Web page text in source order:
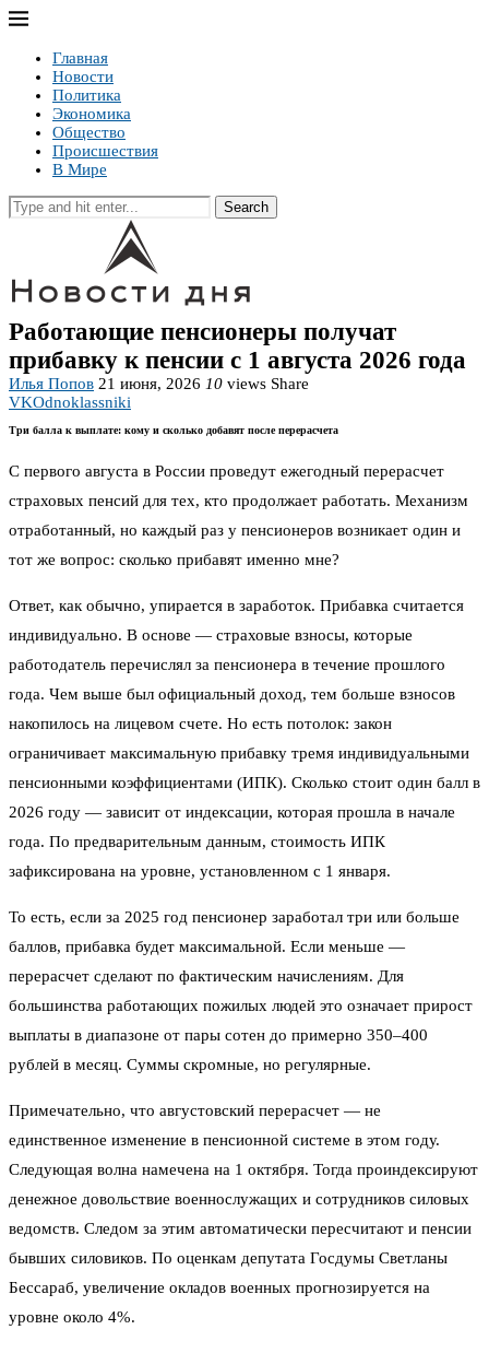
Главная
Новости
Политика
Экономика
Общество
Происшествия
В Мире
Search
Работающие пенсионеры получат
прибавку к пенсии с 1 августа 2026 года
Илья Попов 21 июня, 2026 10 views Share
VKOdnoklassniki
Три балла к выплате: кому и сколько добавят после перерасчета
С первого августа в России проведут ежегодный перерасчет
страховых пенсий для тех, кто продолжает работать. Механизм
отработанный, но каждый раз у пенсионеров возникает один и
тот же вопрос: сколько прибавят именно мне?
Ответ, как обычно, упирается в заработок. Прибавка считается
индивидуально. В основе — страховые взносы, которые
работодатель перечислял за пенсионера в течение прошлого
года. Чем выше был официальный доход, тем больше взносов
накопилось на лицевом счете. Но есть потолок: закон
ограничивает максимальную прибавку тремя индивидуальными
пенсионными коэффициентами (ИПК). Сколько стоит один балл в
2026 году — зависит от индексации, которая прошла в начале
года. По предварительным данным, стоимость ИПК
зафиксирована на уровне, установленном с 1 января.
То есть, если за 2025 год пенсионер заработал три или больше
баллов, прибавка будет максимальной. Если меньше —
перерасчет сделают по фактическим начислениям. Для
большинства работающих пожилых людей это означает прирост
выплаты в диапазоне от пары сотен до примерно 350–400
рублей в месяц. Суммы скромные, но регулярные.
Примечательно, что августовский перерасчет — не
единственное изменение в пенсионной системе в этом году.
Следующая волна намечена на 1 октября. Тогда проиндексируют
денежное довольствие военнослужащих и сотрудников силовых
ведомств. Следом за этим автоматически пересчитают и пенсии
бывших силовиков. По оценкам депутата Госдумы Светланы
Бессараб, увеличение окладов военных прогнозируется на
уровне около 4%.